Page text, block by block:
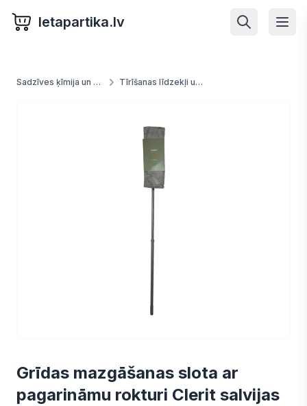
letapartika.lv
Sadzīves ķīmija un preces Tīrīšanas līdzekļi un piederumi
Grīdas mazgāšanas slota ar
pagarināmu rokturi Clerit salvijas